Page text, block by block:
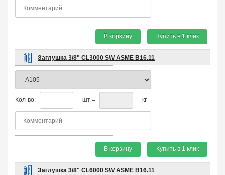
В корзину Купить в 1 клик
Заглушка 3/8" CL3000 SW ASME B16.11
Кол-во: шт = кг
В корзину Купить в 1 клик
Заглушка 3/8" CL6000 SW ASME B16.11